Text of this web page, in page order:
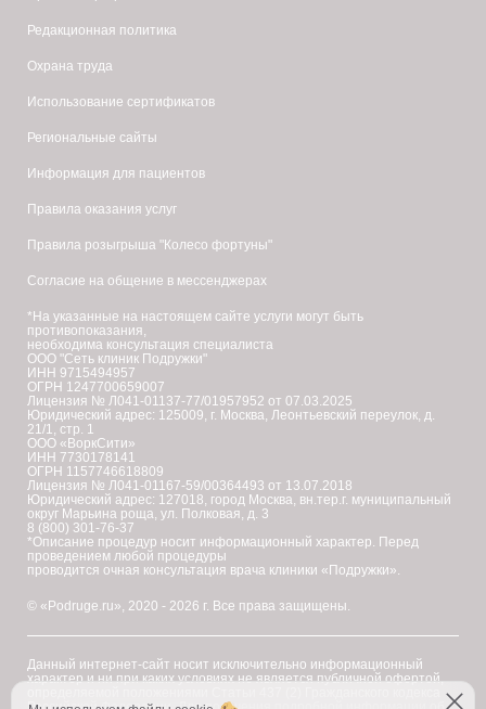
Редакционная политика
Охрана труда
Использование сертификатов
Региональные сайты
Информация для пациентов
Правила оказания услуг
Правила розыгрыша "Колесо фортуны"
Согласие на общение в мессенджерах
*На указанные на настоящем сайте услуги могут быть
противопоказания,
необходима консультация специалиста
ООО "Сеть клиник Подружки"
ИНН 9715494957
ОГРН 1247700659007
Лицензия № Л041-01137-77/01957952 от 07.03.2025
Юридический адрес: 125009, г. Москва, Леонтьевский переулок, д.
21/1, стр. 1
ООО «ВоркСити»
ИНН 7730178141
ОГРН 1157746618809
Лицензия № Л041-01167-59/00364493 от 13.07.2018
Юридический адрес: 127018, город Москва, вн.тер.г. муниципальный
округ Марьина роща, ул. Полковая, д. 3
8 (800) 301-76-37
*Описание процедур носит информационный характер. Перед
проведением любой процедуры
проводится очная консультация врача клиники «Подружки».
© «Podruge.ru», 2020 - 2026 г. Все права защищены.
Данный интернет-сайт носит исключительно информационный
характер и ни при каких условиях не является публичной офертой,